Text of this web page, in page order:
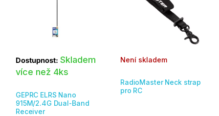
Dostupnost: Skladem
více než 4ks
GEPRC ELRS Nano
915M/2.4G Dual-Band
Receiver
Není skladem
RadioMaster Neck strap
pro RC